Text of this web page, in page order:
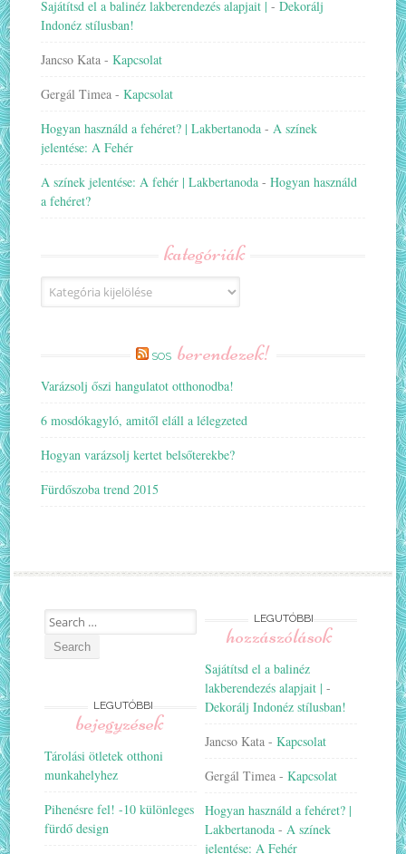
Sajátítsd el a balinéz lakberendezés alapjait | -Dekorálj
Indonéz stílusban!
Jancso Kata -Kapcsolat
Gergál Timea -Kapcsolat
Hogyan használd a fehéret? | Lakbertanoda -A színek
jelentése: A Fehér
A színek jelentése: A fehér | Lakbertanoda -Hogyan használd
a fehéret?
kategóriák
Kategóriák
SOS berendezek!
Varázsolj őszi hangulatot otthonodba!
6 mosdókagyló, amitől eláll a lélegzeted
Hogyan varázsolj kertet belsőterekbe?
Fürdőszoba trend 2015
Search
for:
LEGUTÓBBI
bejegyzések
Tárolási ötletek otthoni
munkahelyhez
Pihenésre fel! -10 különleges
fürdő design
LEGUTÓBBI
hozzászólások
Sajátítsd el a balinéz
lakberendezés alapjait | -
Dekorálj Indonéz stílusban!
Jancso Kata -Kapcsolat
Gergál Timea -Kapcsolat
Hogyan használd a fehéret? |
Lakbertanoda -A színek
jelentése: A Fehér